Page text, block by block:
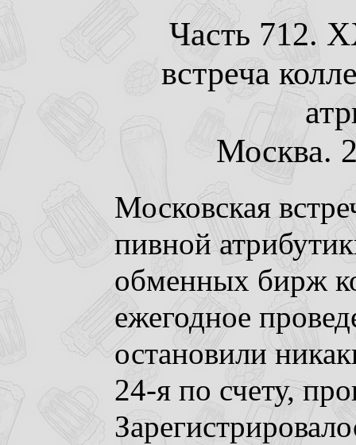
Часть 712.
встреча
Москва.
Московская
пивной
обменных бирж
ежегодное
остановили
24-я по счету,